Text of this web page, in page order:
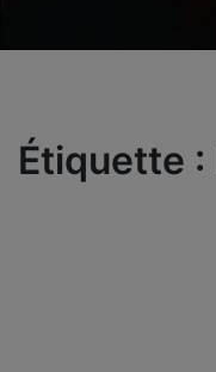
Étiquette :